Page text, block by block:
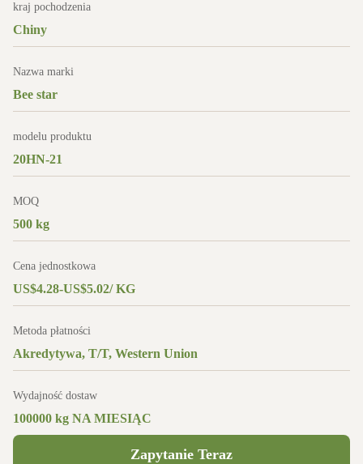
kraj pochodzenia
Chiny
Nazwa marki
Bee star
modelu produktu
20HN-21
MOQ
500 kg
Cena jednostkowa
US$4.28-US$5.02/ KG
Metoda płatności
Akredytywa, T/T, Western Union
Wydajność dostaw
100000 kg NA MIESIĄC
Zapytanie Teraz